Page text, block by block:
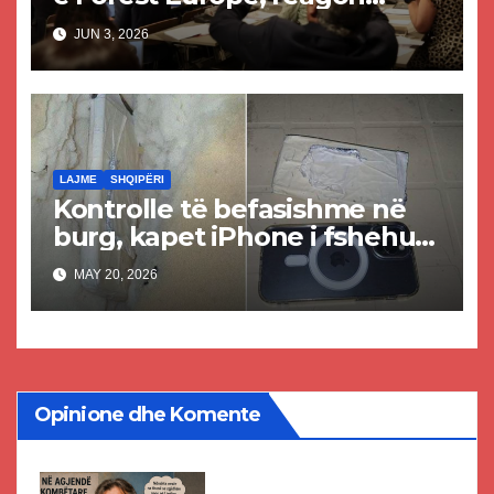
Rama: Shqipëria e
tradhtarëve sapo u zgjodh
me votë, si ka mundësi që…
JUN 3, 2026
LAJME SHQIPËRI
Kontrolle të befasishme në
burg, kapet iPhone i fshehur
në dyshek
MAY 20, 2026
Opinione dhe Komente